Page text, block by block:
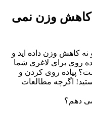
کاهش وزن نمی
کاهش وزن داده اید و
روی برای لاغری شما
پیاده روی کردن و
اگرچه مطالعات
دهم؟